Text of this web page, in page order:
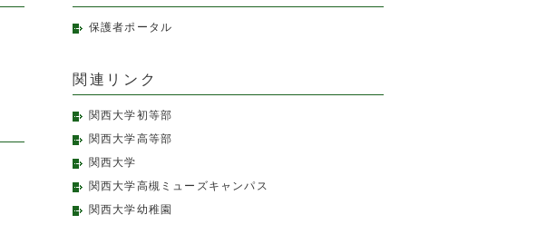
保護者ポータル
関連リンク
関西大学初等部
関西大学高等部
関西大学
関西大学高槻ミューズキャンパス
関西大学幼稚園